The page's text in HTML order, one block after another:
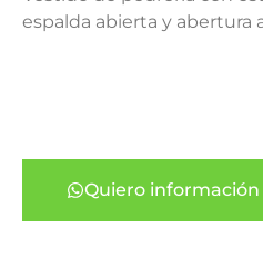
espalda abierta y abertura
Quiero información